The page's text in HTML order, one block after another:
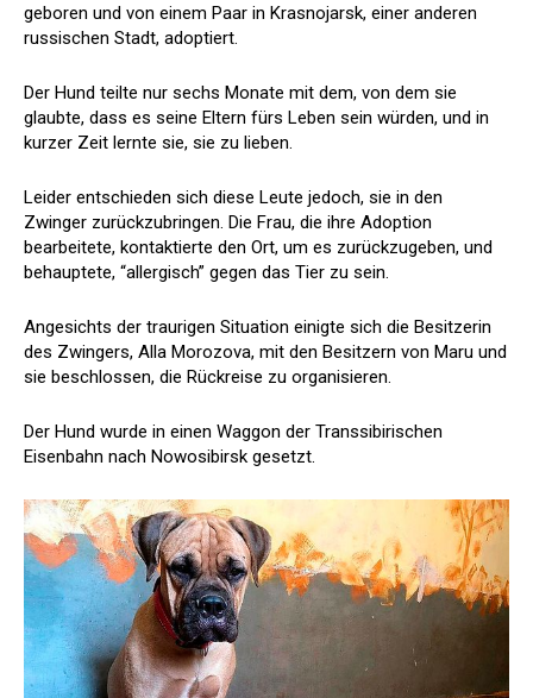
geboren und von einem Paar in Krasnojarsk, einer anderen
russischen Stadt, adoptiert.
Der Hund teilte nur sechs Monate mit dem, von dem sie
glaubte, dass es seine Eltern fürs Leben sein würden, und in
kurzer Zeit lernte sie, sie zu lieben.
Leider entschieden sich diese Leute jedoch, sie in den
Zwinger zurückzubringen. Die Frau, die ihre Adoption
bearbeitete, kontaktierte den Ort, um es zurückzugeben, und
behauptete, “allergisch” gegen das Tier zu sein.
Angesichts der traurigen Situation einigte sich die Besitzerin
des Zwingers, Alla Morozova, mit den Besitzern von Maru und
sie beschlossen, die Rückreise zu organisieren.
Der Hund wurde in einen Waggon der Transsibirischen
Eisenbahn nach Nowosibirsk gesetzt.